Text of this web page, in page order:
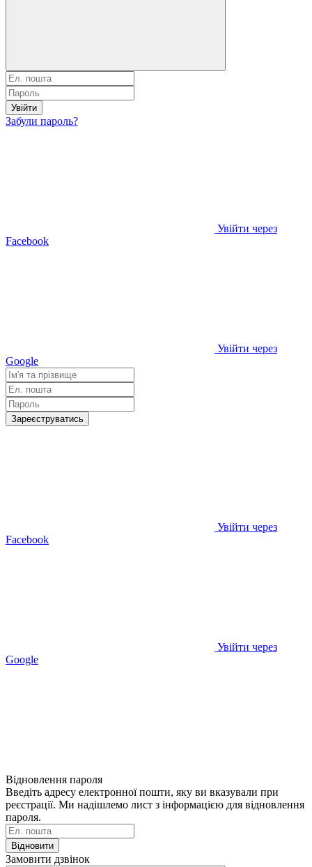
Увійти
Забули пароль?
Увійти через
Facebook
Увійти через
Google
Зареєструватись
Увійти через
Facebook
Увійти через
Google
Відновлення пароля
Введіть адресу електронної пошти, яку ви вказували при
реєстрації. Ми надішлемо лист з інформацією для відновлення
пароля.
Відновити
Замовити дзвінок